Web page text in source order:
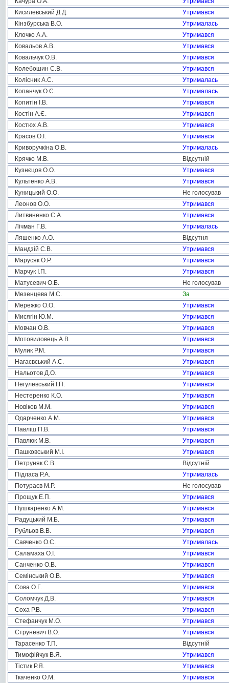
Кисилевський Д.Д.
Утримався
Кінзбурська В.О.
Утрималась
Клочко А.А.
Утримався
Ковальов А.В.
Утримався
Ковальчук О.В.
Утримався
Колебошин С.В.
Утримався
Колісник А.С.
Утрималась
Копанчук О.Є.
Утрималась
Копитін І.В.
Утримався
Костін А.Є.
Утримався
Костюх А.В.
Утримався
Красов О.І.
Утримався
Криворучкіна О.В.
Утрималась
Крячко М.В.
Відсутній
Кузнєцов О.О.
Утримався
Культенко А.В.
Утримався
Куницький О.О.
Не голосував
Леонов О.О.
Утримався
Литвиненко С.А.
Утримався
Лічман Г.В.
Утрималась
Ляшенко А.О.
Відсутня
Мандзій С.В.
Утримався
Марусяк О.Р.
Утримався
Марчук І.П.
Утримався
Матусевич О.Б.
Не голосував
Мезенцева М.С.
За
Мережко О.О.
Утримався
Мисягін Ю.М.
Утримався
Мовчан О.В.
Утримався
Мотовиловець А.В.
Утримався
Мулик Р.М.
Утримався
Нагаєвський А.С.
Утримався
Нальотов Д.О.
Утримався
Негулевський І.П.
Утримався
Нестеренко К.О.
Утримався
Новіков М.М.
Утримався
Одарченко А.М.
Утримався
Павліш П.В.
Утримався
Павлюк М.В.
Утримався
Пашковський М.І.
Утримався
Петруняк Є.В.
Відсутній
Підласа Р.А.
Утрималась
Потураєв М.Р.
Не голосував
Прощук Е.П.
Утримався
Пушкаренко А.М.
Утримався
Радуцький М.Б.
Утримався
Рубльов В.В.
Утримався
Савченко О.С.
Утрималась
Саламаха О.І.
Утримався
Санченко О.В.
Утримався
Семінський О.В.
Утримався
Сова О.Г.
Утримався
Соломчук Д.В.
Утримався
Соха Р.В.
Утримався
Стефанчук М.О.
Утримався
Струневич В.О.
Утримався
Тарасенко Т.П.
Відсутній
Тимофійчук В.Я.
Утримався
Тістик Р.Я.
Утримався
Ткаченко О.М.
Утримався